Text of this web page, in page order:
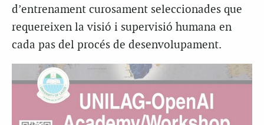
d’entrenament curosament seleccionades que
requereixen la visió i supervisió humana en
cada pas del procés de desenvolupament.